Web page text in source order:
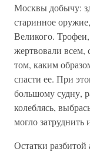
Москвы добычу:
старинное
Великого.
жертвовали всем,
том, каким
спасти ее. При
большому судну,
колеблясь,
могло затруднить
Остатки